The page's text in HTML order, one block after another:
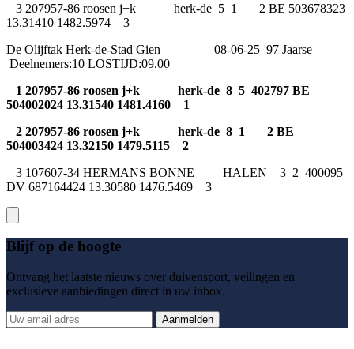
3 207957-86 roosen j+k herk-de 5 1 2 BE 503678323
13.31410 1482.5974 3
De Olijftak Herk-de-Stad Gien 08-06-25 97 Jaarse
Deelnemers:10 LOSTIJD:09.00
1 207957-86 roosen j+k herk-de 8 5 402797 BE
504002024 13.31540 1481.4160 1
2 207957-86 roosen j+k herk-de 8 1 2 BE
504003424 13.32150 1479.5115 2
3 107607-34 HERMANS BONNE HALEN 3 2 400095
DV 687164424 13.30580 1476.5469 3
Blijf op de hoogte
Ontvang het laatste nieuws over duivensport, veilingen en
exclusieve aanbiedingen direct in uw inbox.
Aanmelden